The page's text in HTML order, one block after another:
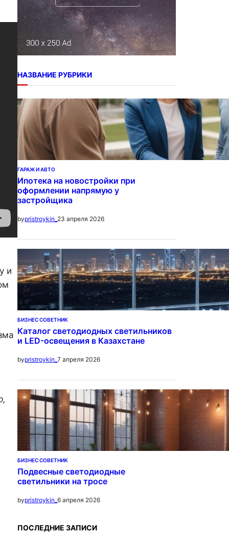
и
НАЗВАНИЕ РУБРИКИ
ГАРАЖ И АВТО
Ипотека на новостройки при
оформлении напрямую у
застройщика
bypristroykin_ 23 апреля 2026
БИЗНЕС СОВЕТНИК
Каталог светодиодных светильников
и LED-освещения в Казахстане
bypristroykin_ 7 апреля 2026
БИЗНЕС СОВЕТНИК
Подвесные светодиодные
светильники на тросе
bypristroykin_ 6 апреля 2026
ПОСЛЕДНИЕ ЗАПИСИ